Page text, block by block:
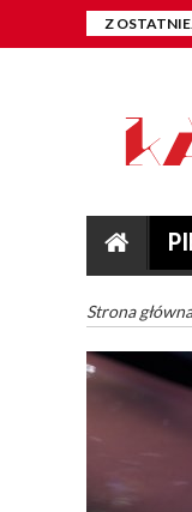
Z
10 Best Car Scratch
Strona główna